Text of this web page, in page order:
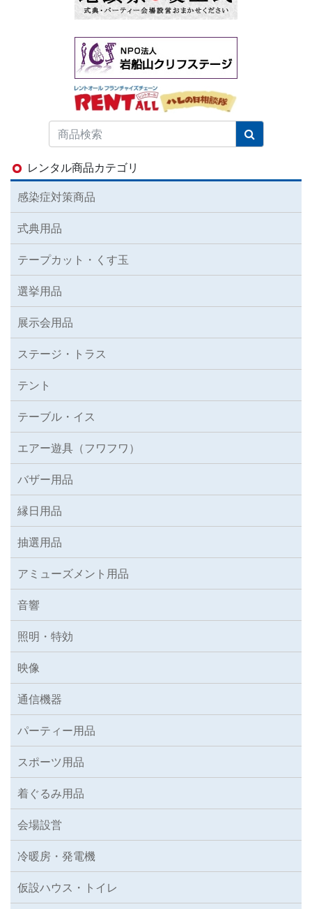
レンタル商品カテゴリ
感染症対策商品
式典用品
テープカット・くす玉
選挙用品
展示会用品
ステージ・トラス
テント
テーブル・イス
エアー遊具（フワフワ）
バザー用品
縁日用品
抽選用品
アミューズメント用品
音響
照明・特効
映像
通信機器
パーティー用品
スポーツ用品
着ぐるみ用品
会場設営
冷暖房・発電機
仮設ハウス・トイレ